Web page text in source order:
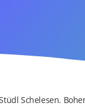
Schelesen.